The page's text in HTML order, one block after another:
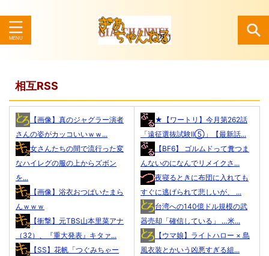
検索
相互RSS
【画像】真のジャグラー演者
さんの姿がカッコいいｗｗ...
女さんたちの間で流行った変
なハイレグの服の上からズボン
を...
【画像】浴衣おつぱいたまら
んｗｗｗ
【衝撃】元TBS山本里菜アナ
（32）、『重大発表』キタァ...
【SS】花帆「つぐみちゃー
★【ワートリ】今月第262話
「遠征選抜試験Ⅱ⑤」【最新話...
【BF6】 ゴルムドって糞つま
んないのになんでリメイクさ...
夜寝るときに布団に入れても
すぐに逃げられて悲しいが、 ...
台湾への140億ドル規模の武
器売却「確信している」 …米...
【ウマ娘】ライトハロー × 島
風衣装とかいう凶悪すぎる組...